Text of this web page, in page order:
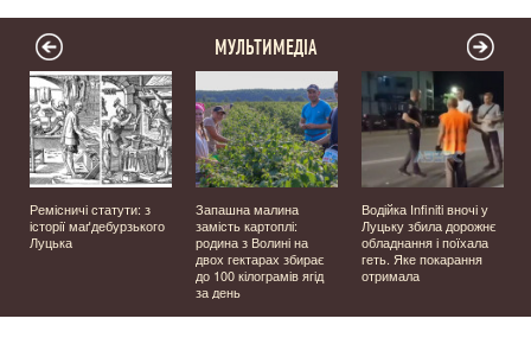
МУЛЬТИМЕДІА
Ремісничі статути: з
історії маґдебурзького
Луцька
Запашна малина
замість картоплі:
родина з Волині на
двох гектарах збирає
до 100 кілограмів ягід
за день
Водійка Infiniti вночі у
Луцьку збила дорожнє
обладнання і поїхала
геть. Яке покарання
отримала